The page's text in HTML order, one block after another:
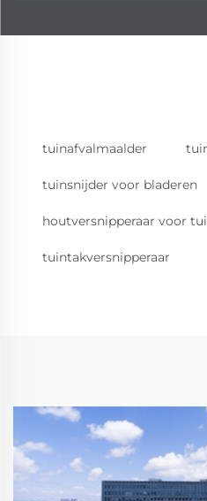
tuinafvalmaalder
tuinsnijder voor bladeren
houtversnipperaar voor
tuintakversnipperaar